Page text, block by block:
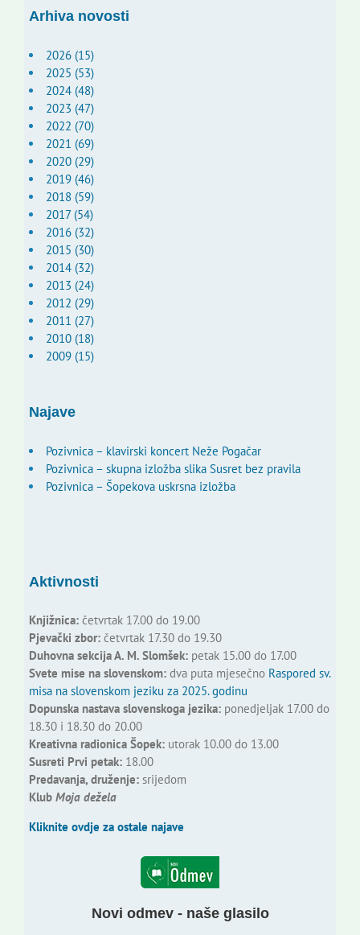
Arhiva novosti
2026 (15)
2025 (53)
2024 (48)
2023 (47)
2022 (70)
2021 (69)
2020 (29)
2019 (46)
2018 (59)
2017 (54)
2016 (32)
2015 (30)
2014 (32)
2013 (24)
2012 (29)
2011 (27)
2010 (18)
2009 (15)
Najave
Pozivnica – klavirski koncert Neže Pogačar
Pozivnica – skupna izložba slika Susret bez pravila
Pozivnica – Šopekova uskrsna izložba
Aktivnosti
Knjižnica:četvrtak 17.00 do 19.00
Pjevački zbor:četvrtak 17.30 do 19.30
Duhovna sekcija A. M. Slomšek:petak 15.00 do 17.00
Svete mise na slovenskom:dva puta mjesečno Raspored sv.
misa na slovenskom jeziku za 2025. godinu
Dopunska nastava slovenskoga jezika:ponedjeljak 17.00 do
18.30 i 18.30 do 20.00
Kreativna radionica Šopek:utorak 10.00 do 13.00
Susreti Prvi petak:18.00
Predavanja, druženje:srijedom
Klub Moja dežela
Kliknite ovdje za ostale najave
Novi odmev - naše glasilo